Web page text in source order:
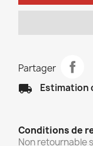
Partager
local_shipping Estimation
Conditions de
Non retournable